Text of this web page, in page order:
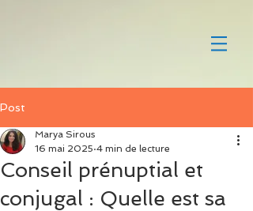
Post
Conseil prénuptial et
conjugal : Quelle est sa
Marya Sirous
16 mai 2025 4 min de lecture